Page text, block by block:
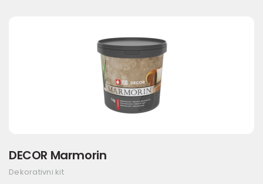
DECOR Marmorin
Dekorativni kit